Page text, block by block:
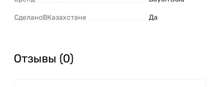
СделаноВКазахстане Да
Отзывы (0)